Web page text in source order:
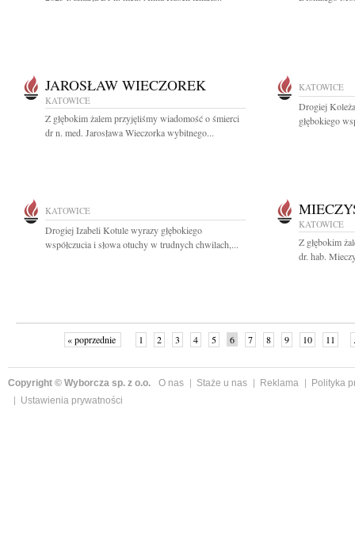
JAROSŁAW WIECZOREK
KATOWICE
Z głębokim żalem przyjęliśmy wiadomość o śmierci
dr n. med. Jarosława Wieczorka wybitnego...
KATOWICE
Drogiej
głębokiego
KATOWICE
Drogiej Izabeli Kotule wyrazy głębokiego
współczucia i słowa otuchy w trudnych chwilach,...
KATOWICE
Z głębokim
dr. hab.
« poprzednie 1 2 3 4 5 6 7 8 9 10 11
Copyright © Wyborcza sp. z o.o. O nas Staże u nas Reklama
Polityka
Ustawienia prywatności